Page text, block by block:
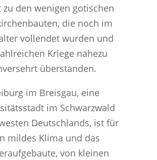
zu den wenigen gotischen
die noch im
vollendet wurden und
Kriege nahezu
überstanden.
im Breisgau, eine
im Schwarzwald
Deutschlands, ist für
mildes Klima und das
von kleinen